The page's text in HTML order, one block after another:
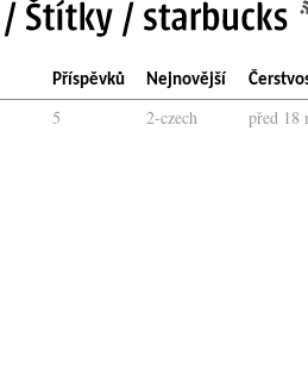
Příspěvků Nejnovější
5 2-czech před 18